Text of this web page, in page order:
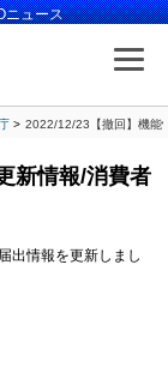
ニュース
2022/12/23【撤回】機能
新情報/消費者
出情報を更新しまし